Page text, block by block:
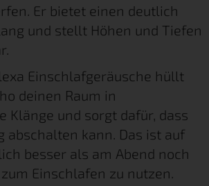
Er bietet einen deutlich
und stellt Höhen und Tiefen
Einschlafgeräusche hüllt
deinen Raum in
Klänge und sorgt dafür, dass
abschalten kann. Das ist auf
besser als am Abend noch
Einschlafen zu nutzen.